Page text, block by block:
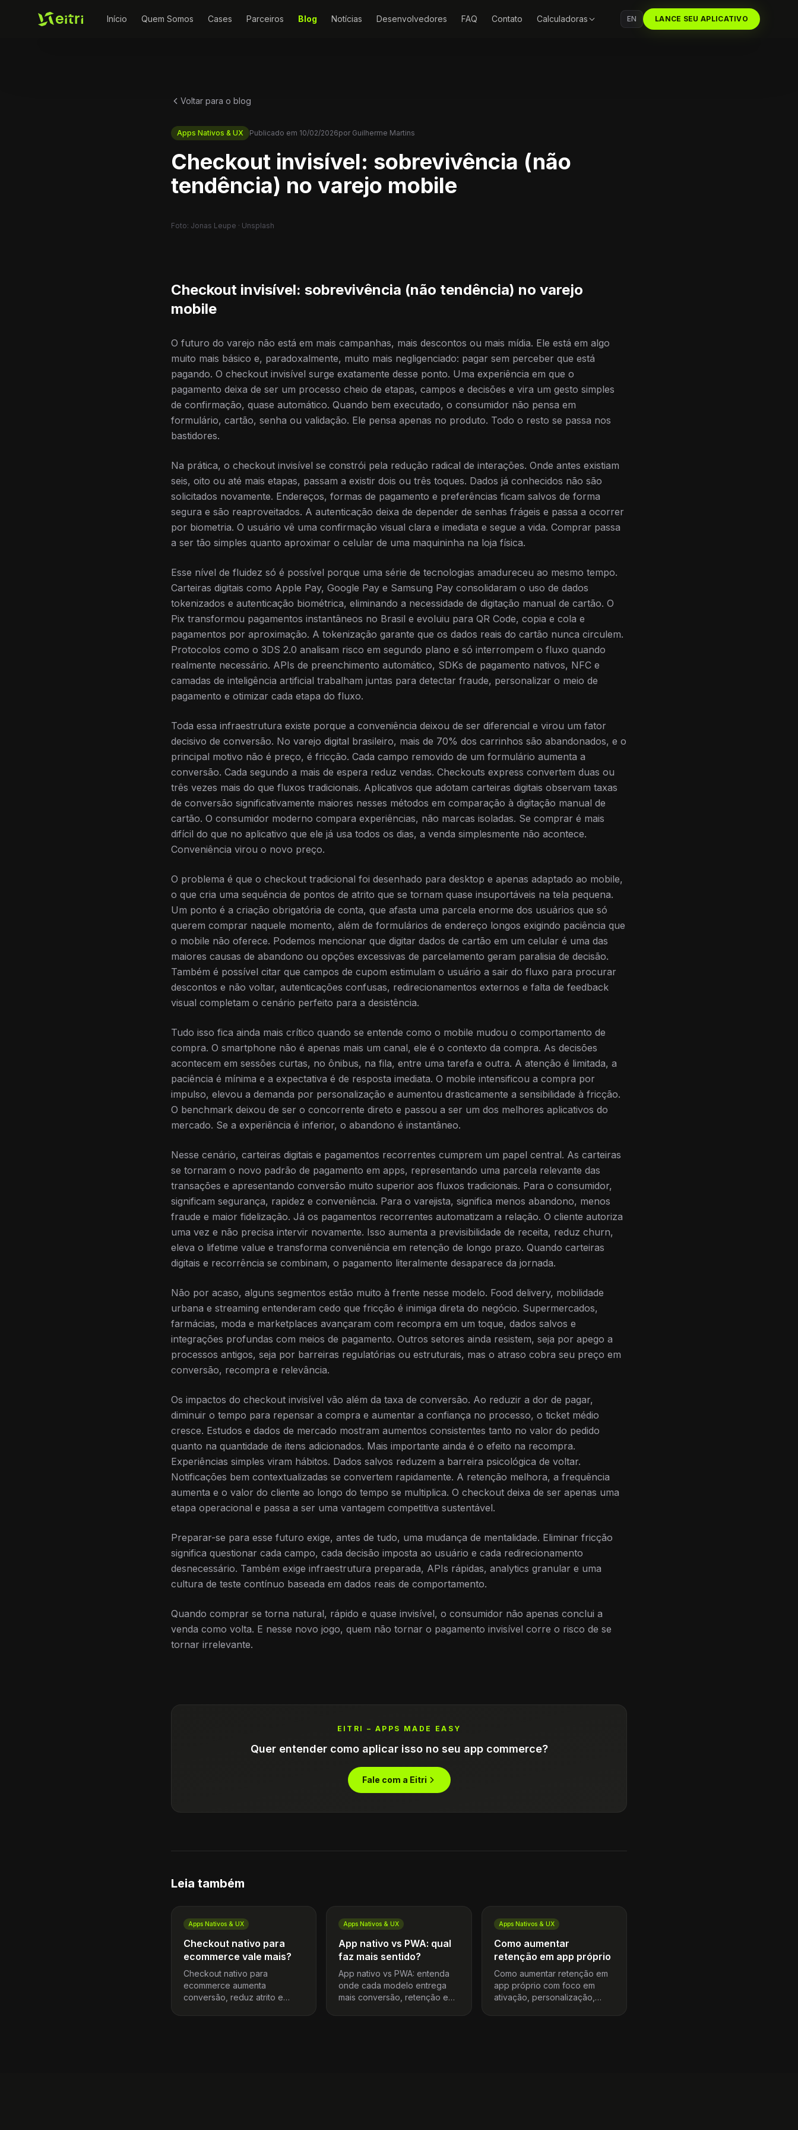
Início Quem Somos Cases Parceiros Blog Notícias Desenvolvedores FAQ Contato Calculadoras EN LANCE SEU APLICATIVO
Voltar para o blog
Apps Nativos & UX Publicado em 10/02/2026por Guilherme Martins
Checkout invisível: sobrevivência (não
tendência) no varejo mobile
Foto: Jonas Leupe · Unsplash
Checkout invisível: sobrevivência (não tendência) no varejo
mobile
O futuro do varejo não está em mais campanhas, mais descontos ou mais mídia. Ele está em algo
muito mais básico e, paradoxalmente, muito mais negligenciado: pagar sem perceber que está
pagando. O checkout invisível surge exatamente desse ponto. Uma experiência em que o
pagamento deixa de ser um processo cheio de etapas, campos e decisões e vira um gesto simples
de confirmação, quase automático. Quando bem executado, o consumidor não pensa em
formulário, cartão, senha ou validação. Ele pensa apenas no produto. Todo o resto se passa nos
bastidores.
Na prática, o checkout invisível se constrói pela redução radical de interações. Onde antes existiam
seis, oito ou até mais etapas, passam a existir dois ou três toques. Dados já conhecidos não são
solicitados novamente. Endereços, formas de pagamento e preferências ficam salvos de forma
segura e são reaproveitados. A autenticação deixa de depender de senhas frágeis e passa a ocorrer
por biometria. O usuário vê uma confirmação visual clara e imediata e segue a vida. Comprar passa
a ser tão simples quanto aproximar o celular de uma maquininha na loja física.
Esse nível de fluidez só é possível porque uma série de tecnologias amadureceu ao mesmo tempo.
Carteiras digitais como Apple Pay, Google Pay e Samsung Pay consolidaram o uso de dados
tokenizados e autenticação biométrica, eliminando a necessidade de digitação manual de cartão. O
Pix transformou pagamentos instantâneos no Brasil e evoluiu para QR Code, copia e cola e
pagamentos por aproximação. A tokenização garante que os dados reais do cartão nunca circulem.
Protocolos como o 3DS 2.0 analisam risco em segundo plano e só interrompem o fluxo quando
realmente necessário. APIs de preenchimento automático, SDKs de pagamento nativos, NFC e
camadas de inteligência artificial trabalham juntas para detectar fraude, personalizar o meio de
pagamento e otimizar cada etapa do fluxo.
Toda essa infraestrutura existe porque a conveniência deixou de ser diferencial e virou um fator
decisivo de conversão. No varejo digital brasileiro, mais de 70% dos carrinhos são abandonados, e o
principal motivo não é preço, é fricção. Cada campo removido de um formulário aumenta a
conversão. Cada segundo a mais de espera reduz vendas. Checkouts express convertem duas ou
três vezes mais do que fluxos tradicionais. Aplicativos que adotam carteiras digitais observam taxas
de conversão significativamente maiores nesses métodos em comparação à digitação manual de
cartão. O consumidor moderno compara experiências, não marcas isoladas. Se comprar é mais
difícil do que no aplicativo que ele já usa todos os dias, a venda simplesmente não acontece.
Conveniência virou o novo preço.
O problema é que o checkout tradicional foi desenhado para desktop e apenas adaptado ao mobile,
o que cria uma sequência de pontos de atrito que se tornam quase insuportáveis na tela pequena.
Um ponto é a criação obrigatória de conta, que afasta uma parcela enorme dos usuários que só
querem comprar naquele momento, além de formulários de endereço longos exigindo paciência que
o mobile não oferece. Podemos mencionar que digitar dados de cartão em um celular é uma das
maiores causas de abandono ou opções excessivas de parcelamento geram paralisia de decisão.
Também é possível citar que campos de cupom estimulam o usuário a sair do fluxo para procurar
descontos e não voltar, autenticações confusas, redirecionamentos externos e falta de feedback
visual completam o cenário perfeito para a desistência.
Tudo isso fica ainda mais crítico quando se entende como o mobile mudou o comportamento de
compra. O smartphone não é apenas mais um canal, ele é o contexto da compra. As decisões
acontecem em sessões curtas, no ônibus, na fila, entre uma tarefa e outra. A atenção é limitada, a
paciência é mínima e a expectativa é de resposta imediata. O mobile intensificou a compra por
impulso, elevou a demanda por personalização e aumentou drasticamente a sensibilidade à fricção.
O benchmark deixou de ser o concorrente direto e passou a ser um dos melhores aplicativos do
mercado. Se a experiência é inferior, o abandono é instantâneo.
Nesse cenário, carteiras digitais e pagamentos recorrentes cumprem um papel central. As carteiras
se tornaram o novo padrão de pagamento em apps, representando uma parcela relevante das
transações e apresentando conversão muito superior aos fluxos tradicionais. Para o consumidor,
significam segurança, rapidez e conveniência. Para o varejista, significa menos abandono, menos
fraude e maior fidelização. Já os pagamentos recorrentes automatizam a relação. O cliente autoriza
uma vez e não precisa intervir novamente. Isso aumenta a previsibilidade de receita, reduz churn,
eleva o lifetime value e transforma conveniência em retenção de longo prazo. Quando carteiras
digitais e recorrência se combinam, o pagamento literalmente desaparece da jornada.
Não por acaso, alguns segmentos estão muito à frente nesse modelo. Food delivery, mobilidade
urbana e streaming entenderam cedo que fricção é inimiga direta do negócio. Supermercados,
farmácias, moda e marketplaces avançaram com recompra em um toque, dados salvos e
integrações profundas com meios de pagamento. Outros setores ainda resistem, seja por apego a
processos antigos, seja por barreiras regulatórias ou estruturais, mas o atraso cobra seu preço em
conversão, recompra e relevância.
Os impactos do checkout invisível vão além da taxa de conversão. Ao reduzir a dor de pagar,
diminuir o tempo para repensar a compra e aumentar a confiança no processo, o ticket médio
cresce. Estudos e dados de mercado mostram aumentos consistentes tanto no valor do pedido
quanto na quantidade de itens adicionados. Mais importante ainda é o efeito na recompra.
Experiências simples viram hábitos. Dados salvos reduzem a barreira psicológica de voltar.
Notificações bem contextualizadas se convertem rapidamente. A retenção melhora, a frequência
aumenta e o valor do cliente ao longo do tempo se multiplica. O checkout deixa de ser apenas uma
etapa operacional e passa a ser uma vantagem competitiva sustentável.
Preparar-se para esse futuro exige, antes de tudo, uma mudança de mentalidade. Eliminar fricção
significa questionar cada campo, cada decisão imposta ao usuário e cada redirecionamento
desnecessário. Também exige infraestrutura preparada, APIs rápidas, analytics granular e uma
cultura de teste contínuo baseada em dados reais de comportamento.
Quando comprar se torna natural, rápido e quase invisível, o consumidor não apenas conclui a
venda como volta. E nesse novo jogo, quem não tornar o pagamento invisível corre o risco de se
tornar irrelevante.
EITRI – APPS MADE EASY
Quer entender como aplicar isso no seu app commerce?
Fale com a Eitri
Leia também
Apps Nativos & UX
Checkout nativo para
ecommerce vale mais?
Checkout nativo para
ecommerce aumenta
conversão, reduz atrito e
Apps Nativos & UX
App nativo vs PWA: qual
faz mais sentido?
App nativo vs PWA: entenda
onde cada modelo entrega
mais conversão, retenção e
Apps Nativos & UX
Como aumentar
retenção em app próprio
Como aumentar retenção em
app próprio com foco em
ativação, personalização,